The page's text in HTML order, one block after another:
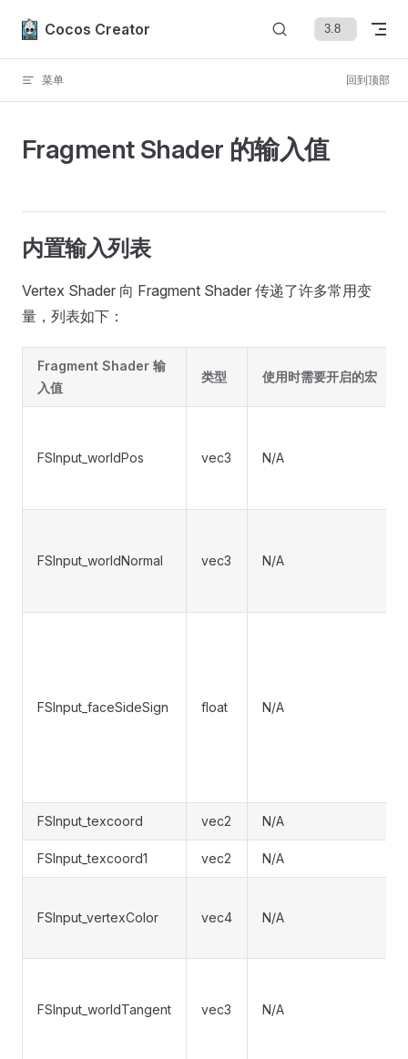
Skip to content
Cocos Creator
菜单 回到顶部
Fragment Shader 的输入值
内置输入列表
Vertex Shader 向 Fragment Shader 传递了许多常用变
量，列表如下：
Fragment Shader 输
入值
类型 使用时需要开启的宏
FSInput_worldPos vec3 N/A
FSInput_worldNormal vec3 N/A
FSInput_faceSideSign float N/A
FSInput_texcoord vec2 N/A
FSInput_texcoord1 vec2 N/A
FSInput_vertexColor vec4 N/A
FSInput_worldTangent vec3 N/A